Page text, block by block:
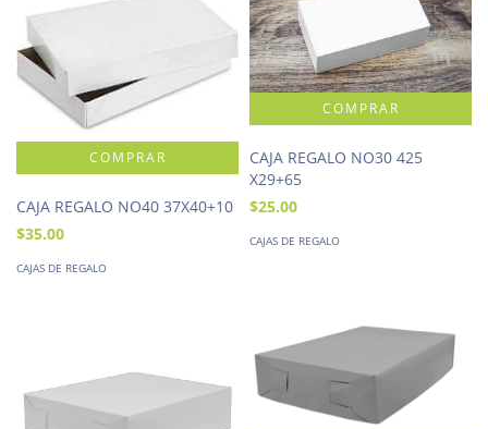
CAJA REGALO NO40 37X40+10
$35.00
CAJAS DE REGALO
CAJA REGALO NO30 425
X29+65
$25.00
CAJAS DE REGALO